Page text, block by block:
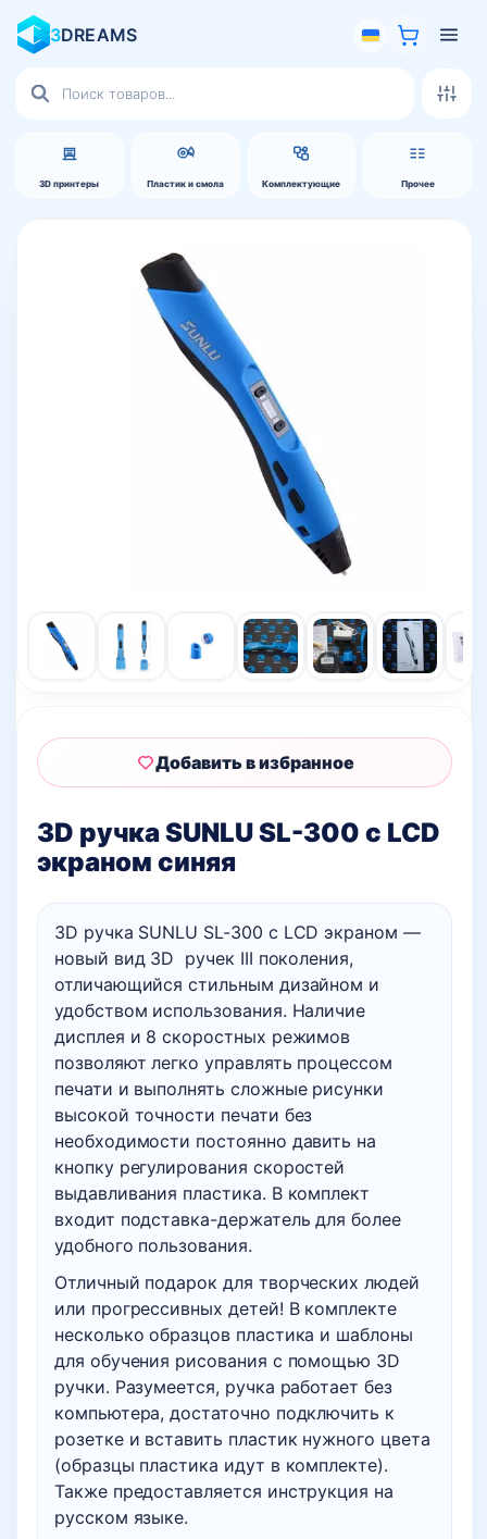
3DREAMS
3D принтеры Пластик и смола Комплектующие Прочее
товаров
3D ручка SUNLU SL-300 с LCD
экраном синяя
3D ручка SUNLU SL-300 с LCD экраном —
новый вид 3D ручек III поколения,
отличающийся стильным дизайном и
удобством использования. Наличие
дисплея и 8 скоростных режимов
позволяют легко управлять процессом
печати и выполнять сложные рисунки
высокой точности печати без
необходимости постоянно давить на
кнопку регулирования скоростей
выдавливания пластика. В комплект
входит подставка-держатель для более
удобного пользования.
Отличный подарок для творческих людей
или прогрессивных детей! В комплекте
несколько образцов пластика и шаблоны
для обучения рисования с помощью 3D
ручки. Разумеется, ручка работает без
компьютера, достаточно подключить к
розетке и вставить пластик нужного цвета
(образцы пластика идут в комплекте).
Также предоставляется инструкция на
русском языке.
Добавить в избранное